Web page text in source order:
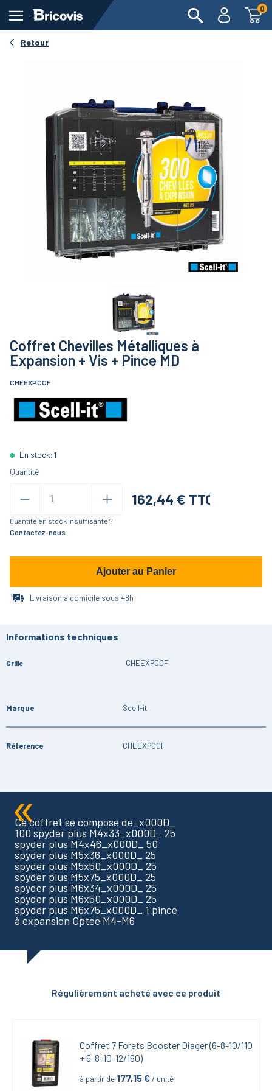
0
Retour
Coffret Chevilles Métalliques à
Expansion + Vis + Pince MD
CHEEXPCOF
En stock: 1
Quantité
162,44 € TTC
Quantité en stock insuffisante ?
Contactez-nous
Ajouter au Panier
Livraison à domicile sous 48h
Informations techniques
Grille CHEEXPCOF
Marque Scell-it
Réference CHEEXPCOF
Ce coffret se compose de_x000D_
100 spyder plus M4x33_x000D_ 25
spyder plus M4x46_x000D_ 50
spyder plus M5x36_x000D_ 25
spyder plus M5x50_x000D_ 25
spyder plus M5x75_x000D_ 25
spyder plus M6x34_x000D_ 25
spyder plus M6x50_x000D_ 25
spyder plus M6x75_x000D_ 1 pince
à expansion Optee M4-M6
Régulièrement acheté avec ce produit
Coffret 7 Forets Booster Diager (6-8-10/110
+ 6-8-10-12/160)
à partir de 177,15 € / unité